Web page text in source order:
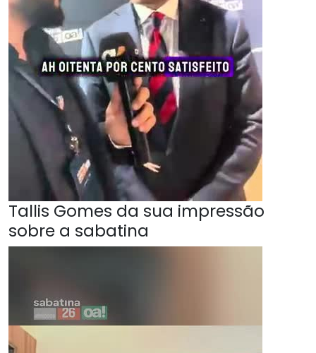
Tallis Gomes da sua impressão
sobre a sabatina